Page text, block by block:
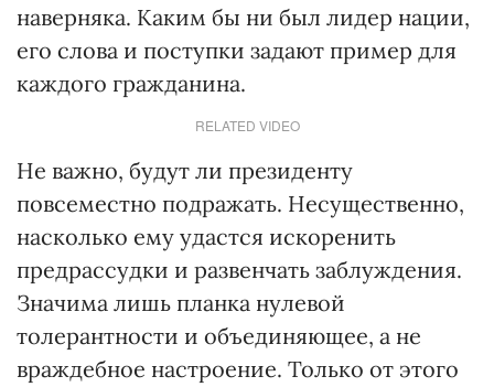
наверняка. Каким бы ни был лидер нации,
его слова и поступки задают пример для
каждого гражданина.
RELATED VIDEO
Не важно, будут ли президенту
повсеместно подражать. Несущественно,
насколько ему удастся искоренить
предрассудки и развенчать заблуждения.
Значима лишь планка нулевой
толерантности и объединяющее, а не
враждебное настроение. Только от этого